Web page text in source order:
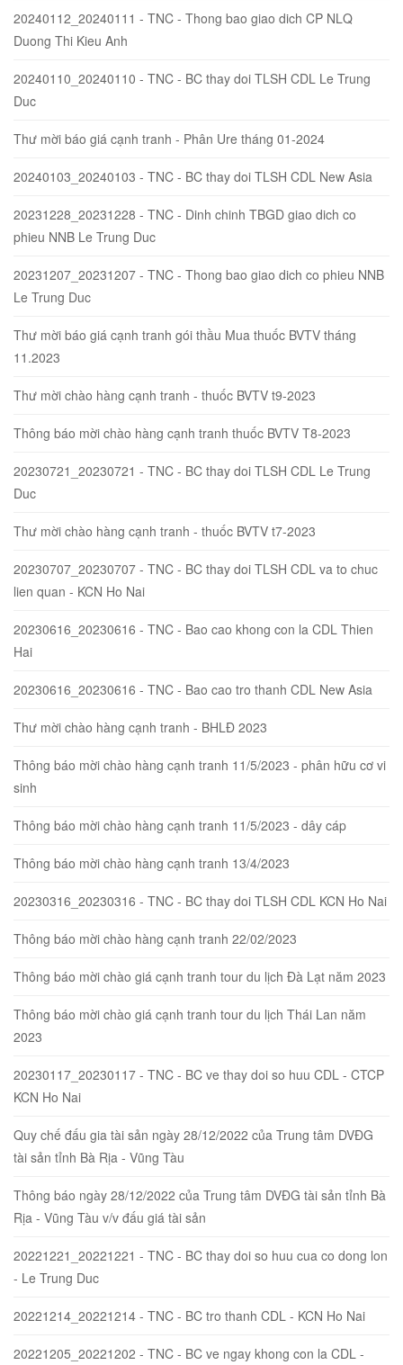
20240112_20240111 - TNC - Thong bao giao dich CP NLQ
Duong Thi Kieu Anh
20240110_20240110 - TNC - BC thay doi TLSH CDL Le Trung
Duc
Thư mời báo giá cạnh tranh - Phân Ure tháng 01-2024
20240103_20240103 - TNC - BC thay doi TLSH CDL New Asia
20231228_20231228 - TNC - Dinh chinh TBGD giao dich co
phieu NNB Le Trung Duc
20231207_20231207 - TNC - Thong bao giao dich co phieu NNB
Le Trung Duc
Thư mời báo giá cạnh tranh gói thầu Mua thuốc BVTV tháng
11.2023
Thư mời chào hàng cạnh tranh - thuốc BVTV t9-2023
Thông báo mời chào hàng cạnh tranh thuốc BVTV T8-2023
20230721_20230721 - TNC - BC thay doi TLSH CDL Le Trung
Duc
Thư mời chào hàng cạnh tranh - thuốc BVTV t7-2023
20230707_20230707 - TNC - BC thay doi TLSH CDL va to chuc
lien quan - KCN Ho Nai
20230616_20230616 - TNC - Bao cao khong con la CDL Thien
Hai
20230616_20230616 - TNC - Bao cao tro thanh CDL New Asia
Thư mời chào hàng cạnh tranh - BHLĐ 2023
Thông báo mời chào hàng cạnh tranh 11/5/2023 - phân hữu cơ vi
sinh
Thông báo mời chào hàng cạnh tranh 11/5/2023 - dây cáp
Thông báo mời chào hàng cạnh tranh 13/4/2023
20230316_20230316 - TNC - BC thay doi TLSH CDL KCN Ho Nai
Thông báo mời chào hàng cạnh tranh 22/02/2023
Thông báo mời chào giá cạnh tranh tour du lịch Đà Lạt năm 2023
Thông báo mời chào giá cạnh tranh tour du lịch Thái Lan năm
2023
20230117_20230117 - TNC - BC ve thay doi so huu CDL - CTCP
KCN Ho Nai
Quy chế đấu gia tài sản ngày 28/12/2022 của Trung tâm DVĐG
tài sản tỉnh Bà Rịa - Vũng Tàu
Thông báo ngày 28/12/2022 của Trung tâm DVĐG tài sản tỉnh Bà
Rịa - Vũng Tàu v/v đấu giá tài sản
20221221_20221221 - TNC - BC thay doi so huu cua co dong lon
- Le Trung Duc
20221214_20221214 - TNC - BC tro thanh CDL - KCN Ho Nai
20221205_20221202 - TNC - BC ve ngay khong con la CDL -